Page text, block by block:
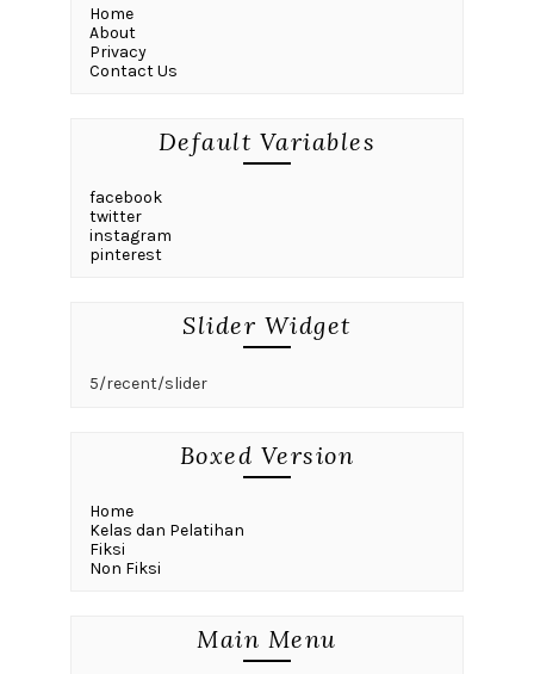
Home
About
Privacy
Contact Us
Default Variables
facebook
twitter
instagram
pinterest
Slider Widget
5/recent/slider
Boxed Version
Home
Kelas dan Pelatihan
Fiksi
Non Fiksi
Main Menu